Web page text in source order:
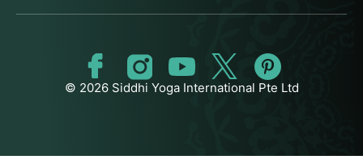
© 2026 Siddhi Yoga International Pte Ltd